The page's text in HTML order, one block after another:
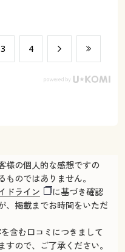
​3 ​4
様の個人的な感想ですの
のではありません。
ドライン
に基づき確認
、掲載までお時間をいただ
含む口コミにつきまして
ので、ご了承ください。